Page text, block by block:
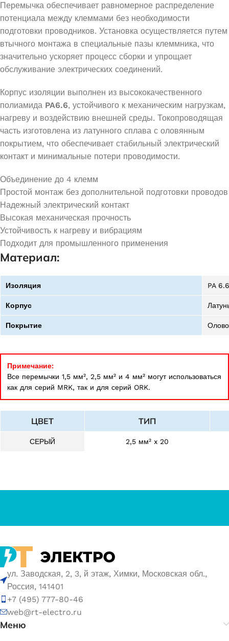
Перемычка обеспечивает равномерное распределение
потенциала между клеммами без необходимости
подготовки проводников. Установка осуществляется путем
втычного монтажа в специальные пазы клеммника, что
значительно ускоряет процесс сборки и упрощает
обслуживание электрических соединений.
Корпус изоляции выполнен из высококачественного
полиамида PA6.6, устойчивого к механическим нагрузкам,
нагреву и воздействию внешней среды. Токопроводящая
часть изготовлена из латунного сплава с оловянным
покрытием, что обеспечивает стабильный электрический
контакт и минимальные потери проводимости.
Объединение до 4 клемм
Простой монтаж без дополнительной подготовки проводов
Надежный электрический контакт
Высокая механическая прочность
Устойчивость к нагреву и вибрациям
Подходит для промышленного применения
Материал:
Изоляция PA 6.6
Корпус
Покрытие Олово
Примечание:
Все перемычки 1,5 мм², 2,5 мм² и 4 мм² могут использоваться
как для серий MRK, так и для серий ORK.
ЦВЕТ ТИП
СЕРЫЙ 2,5 мм² x 20
ул. Заводская, 2, 3, й этаж, Химки, Московская обл.,
Россия, 141401
+7 (495) 777-80-46
web@rt-electro.ru
Меню